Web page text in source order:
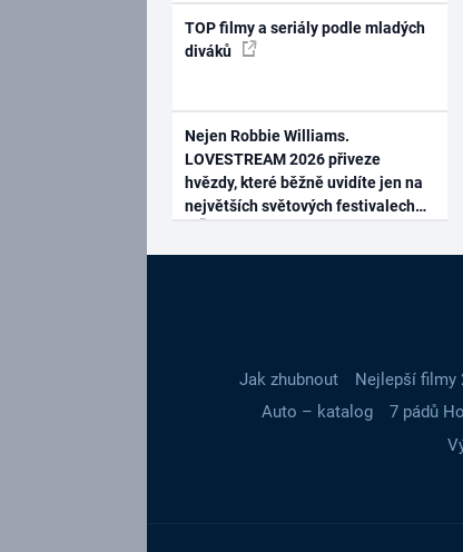
TOP filmy a seriály podle mladých
diváků
Nejen Robbie Williams.
LOVESTREAM 2026 přiveze
hvězdy, které běžně uvidíte jen na
největších světových festivalech
Jak zhubnout Nejlepší filmy
Auto – katalog
7 pádů